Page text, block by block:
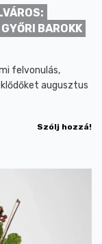
BAROKK
felvonulás,
augusztus
Szólj hozzá!